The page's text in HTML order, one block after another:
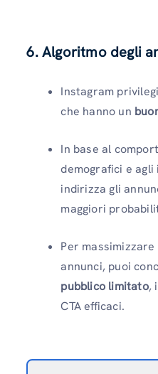
6. Algoritmo degli
Instagram
che hanno un
In base al
demografici e
indirizza gli
maggiori
Per
annunci, puoi
pubblico limitato,
CTA efficaci.